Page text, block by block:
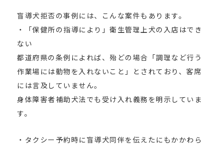
盲導犬拒否の事例には、こんな案件もあります。
・「保健所の指導により」衛生管理上犬の入店はでき
ない
都道府県の条例によれば、殆どの場合「調理など行う
作業場には動物を入れないこと」とされており、客席
には言及していません。
身体障害者補助犬法でも受け入れ義務を明示していま
す。
・タクシー予約時に盲導犬同伴を伝えたにもかかわら